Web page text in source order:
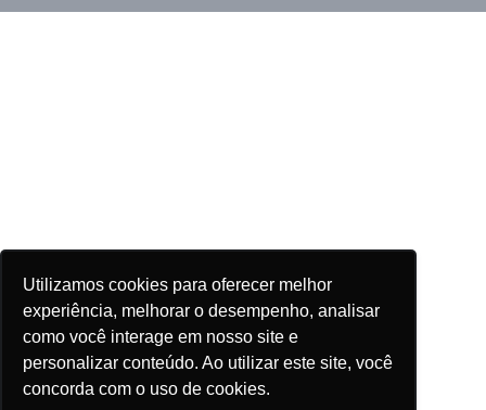
Utilizamos cookies para oferecer melhor
experiência, melhorar o desempenho, analisar
como você interage em nosso site e
personalizar conteúdo. Ao utilizar este site, você
concorda com o uso de cookies.